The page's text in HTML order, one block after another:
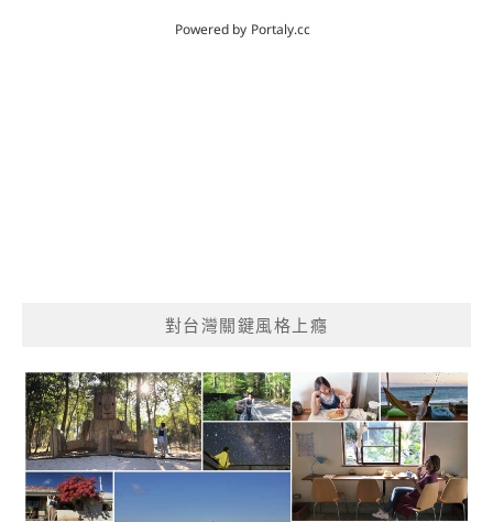
對台灣關鍵風格上癮